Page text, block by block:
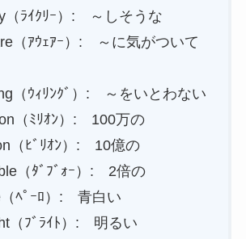
ﾗｲｸﾘｰ）: ～しそうな
ｱｳｪｱｰ）: ～に気がついて
ｳｨﾘﾝｸﾞ）: ～をいとわない
（ﾐﾘｵﾝ）: 100万の
ﾋﾞﾘｵﾝ）: 10億の
（ﾀﾞﾌﾞｫｰ）: 2倍の
ﾍﾟｰﾛ）: 青白い
ﾌﾞﾗｲﾄ）: 明るい